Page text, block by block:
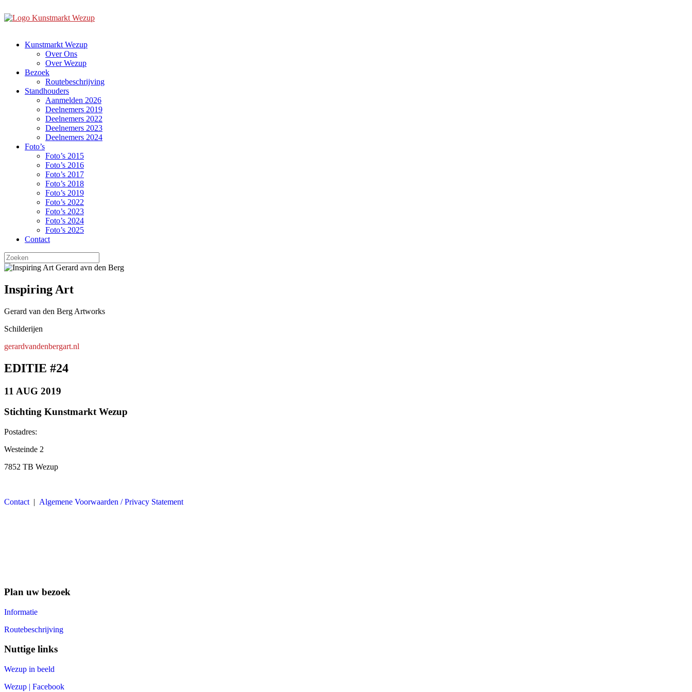
naar
Kunstmarkt Wezup
Over Ons
Over Wezup
Bezoek
Routebeschrijving
Standhouders
Aanmelden 2026
Deelnemers 2019
Deelnemers 2022
Deelnemers 2023
Deelnemers 2024
Foto’s
Foto’s 2015
Foto’s 2016
Foto’s 2017
Foto’s 2018
Foto’s 2019
Foto’s 2022
Foto’s 2023
Foto’s 2024
Foto’s 2025
Contact
Zoeken
naar:
Inspiring Art
Gerard van den Berg Artworks
Schilderijen
gerardvandenbergart.nl
EDITIE #24
11 AUG 2019
Stichting Kunstmarkt Wezup
Postadres:
Westeinde 2
7852 TB Wezup
Contact | Algemene Voorwaarden / Privacy Statement
Plan uw bezoek
Informatie
Routebeschrijving
Nuttige links
Wezup in beeld
Wezup | Facebook